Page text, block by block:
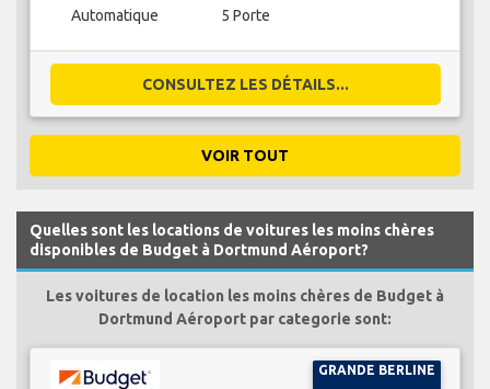
Automatique 5 Porte
CONSULTEZ LES DÉTAILS...
VOIR TOUT
Quelles sont les locations de voitures les moins chères
disponibles de Budget à Dortmund Aéroport?
Les voitures de location les moins chères de Budget à
Dortmund Aéroport par categorie sont:
GRANDE BERLINE